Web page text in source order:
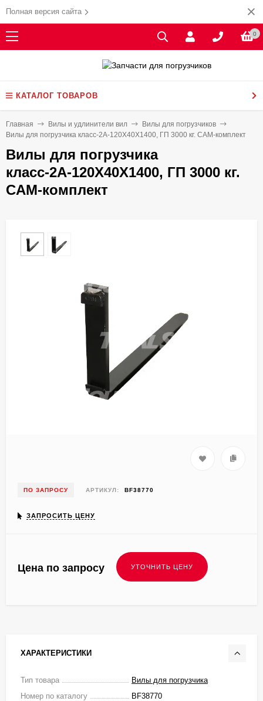
Полная версия сайта
0
КАТАЛОГ ТОВАРОВ
Главная Вилы и удлинители вил
Вилы для погрузчиков
Вилы для погрузчика класс-2А-120X40X1400, ГП 3000 кг. CAM-комплект
Вилы для погрузчика
класс-2А-120X40X1400, ГП 3000 кг.
CAM-комплект
ПО ЗАПРОСУ АРТИКУЛ: BF38770
ЗАПРОСИТЬ ЦЕНУ
Цена по запросу
ХАРАКТЕРИСТИКИ
Тип товара
Вилы для погрузчика
Номер по каталогу
BF38770